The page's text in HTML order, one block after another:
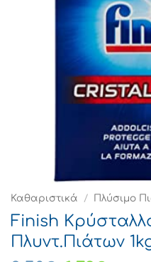
Καθαριστικά / Πλύσιμο
Finish
Πλυντ.Πιάτων